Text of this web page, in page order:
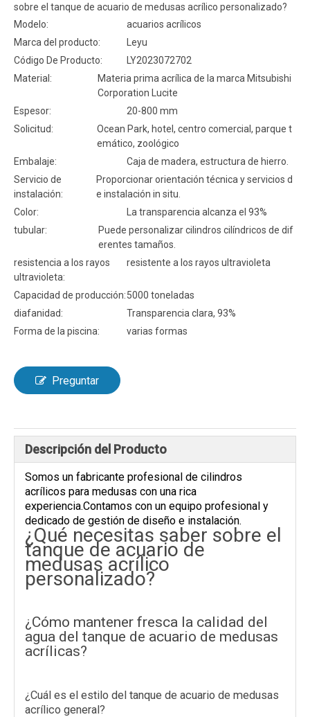
sobre el tanque de acuario de medusas acrílico personalizado?
Modelo:
acuarios acrílicos
Marca del producto:
Leyu
Código De Producto:
LY2023072702
Material:
Materia prima acrílica de la marca Mitsubishi
Corporation Lucite
Espesor:
20-800 mm
Solicitud:
Ocean Park, hotel, centro comercial, parque t
emático, zoológico
Embalaje:
Caja de madera, estructura de hierro.
Servicio de
instalación:
Proporcionar orientación técnica y servicios d
e instalación in situ.
Color:
La transparencia alcanza el 93%
tubular:
Puede personalizar cilindros cilíndricos de dif
erentes tamaños.
resistencia a los rayos
ultravioleta:
resistente a los rayos ultravioleta
Capacidad de producción:5000 toneladas
diafanidad:
Transparencia clara, 93%
Forma de la piscina:
varias formas
Preguntar
Descripción del Producto
Somos un fabricante profesional de cilindros
acrílicos para medusas con una rica
experiencia.Contamos con un equipo profesional y
dedicado de gestión de diseño e instalación.
¿Qué necesitas saber sobre el
tanque de acuario de
medusas acrílico
personalizado?
¿Cómo mantener fresca la calidad del
agua del tanque de acuario de medusas
acrílicas?
¿Cuál es el estilo del tanque de acuario de medusas
acrílico general?